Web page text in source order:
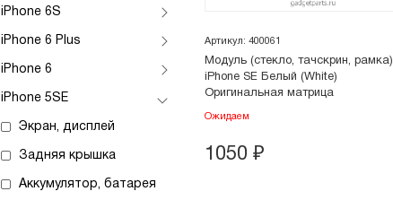
iPhone 6S
iPhone 6 Plus
iPhone 6
iPhone 5SE
Экран, дисплей
Задняя крышка
Аккумулятор, батарея
Артикул: 400061
Модуль (стекло, тачскрин, рамка)
iPhone SE Белый (White)
Оригинальная матрица
Ожидаем
1050 ₽